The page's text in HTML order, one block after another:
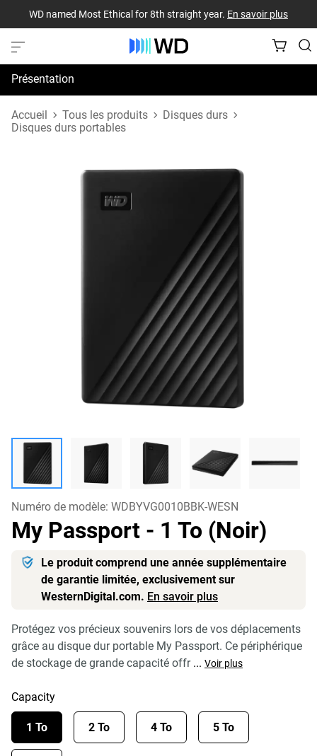
WD named Most Ethical for 8th straight year. En savoir plus
Présentation
Spécifications
Accueil Tous les produits
Disques durs
Disques durs portables
Numéro de modèle: WDBYVG0010BBK-WESN
My Passport - 1 To (Noir)
Le produit comprend une année supplémentaire
de garantie limitée, exclusivement sur
WesternDigital.com. En savoir plus
Protégez vos précieux souvenirs lors de vos déplacements
grâce au disque dur portable My Passport. Ce périphérique
de stockage de grande capacité offr ... Voir plus
Capacity
1 To 2 To 4 To 5 To